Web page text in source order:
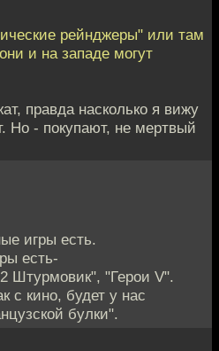
рейнджеры" или там
и на западе могут
правда насколько я вижу
Но - покупают, не мертвый
игры есть.
есть-
Штурмовик", "Герои V".
с кино, будет у нас
булки".